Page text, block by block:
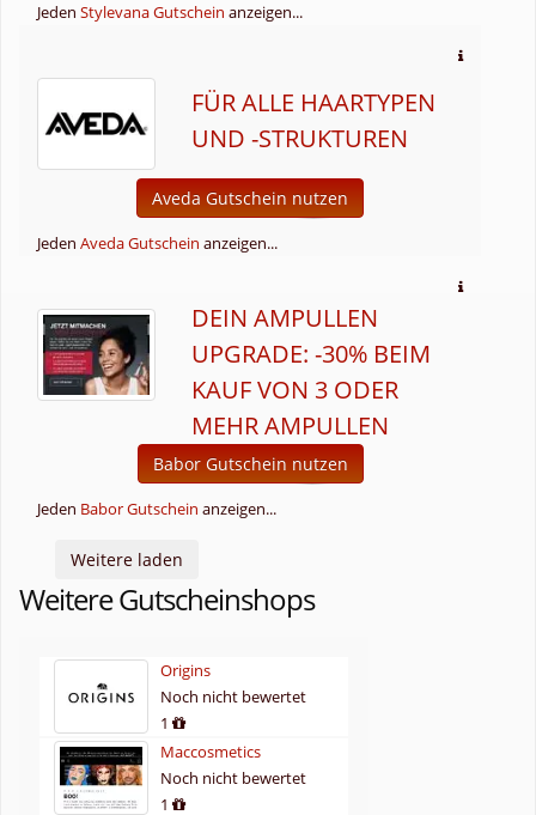
Jeden Stylevana Gutschein anzeigen...
FÜR ALLE HAARTYPEN
UND -STRUKTUREN
Aveda Gutschein nutzen
Jeden Aveda Gutschein anzeigen...
DEIN AMPULLEN
UPGRADE: -30% BEIM
KAUF VON 3 ODER
MEHR AMPULLEN
Babor Gutschein nutzen
Jeden Babor Gutschein anzeigen...
Weitere laden
Weitere Gutscheinshops
Origins
Noch nicht bewertet
1
Maccosmetics
Noch nicht bewertet
1